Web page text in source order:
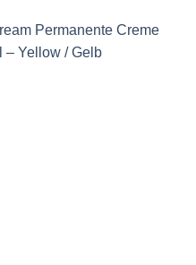
Permanente Creme
– Yellow / Gelb